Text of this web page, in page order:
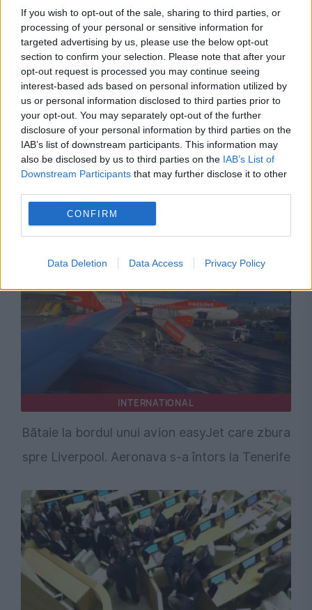
If you wish to opt-out of the sale, sharing to third parties, or
processing of your personal or sensitive information for
targeted advertising by us, please use the below opt-out
section to confirm your selection. Please note that after your
opt-out request is processed you may continue seeing
interest-based ads based on personal information utilized by
us or personal information disclosed to third parties prior to
your opt-out. You may separately opt-out of the further
disclosure of your personal information by third parties on the
IAB’s list of downstream participants. This information may
also be disclosed by us to third parties on the IAB’s List of
Downstream Participants that may further disclose it to other
CONFIRM
Data Deletion Data Access Privacy Policy
POLITICA
Sorin Grindeanu: Parlamentul a evitat
pierderea a 5,8 miliarde de euro din PNRR și a
deblocat 16,7 miliarde din SAFE
INTERNATIONAL
Bătaie la bordul unui avion easyJet care zbura
spre Liverpool. Aeronava s-a întors la Tenerife